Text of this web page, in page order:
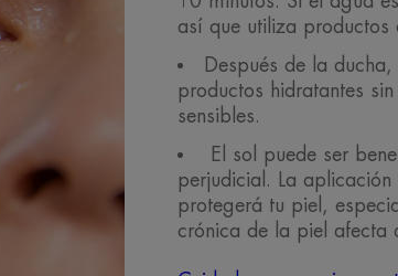
así que utiliza productos
Después de la
productos hidratantes
sensibles.
El sol puede ser
perjudicial. La
protegerá tu piel,
crónica de la piel afecta